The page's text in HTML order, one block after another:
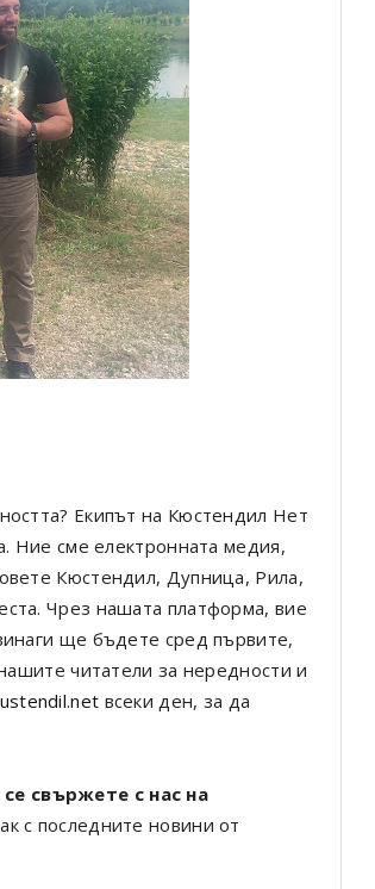
Екипът на Кюстендил Нет
Ние сме електронната медия,
Кюстендил, Дупница, Рила,
Чрез нашата платформа, вие
ще бъдете сред първите,
читатели за нередности и
всеки ден, за да
свържете с нас на
с последните новини от